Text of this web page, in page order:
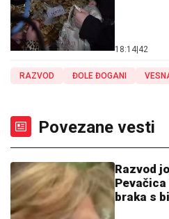
18:14|42
RAZVOD ĐOLE ĐOGANI
Povezane vesti
Razvod
braka s